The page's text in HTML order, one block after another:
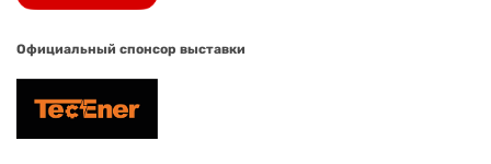
Официальный спонсор выставки